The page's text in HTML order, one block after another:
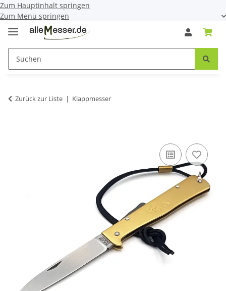
Zum Hauptinhalt springen
Zum Menü springen
Zurück zur Liste Klappmesser